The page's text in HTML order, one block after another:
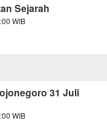
Sejarah
WIB
31 Juli
WIB